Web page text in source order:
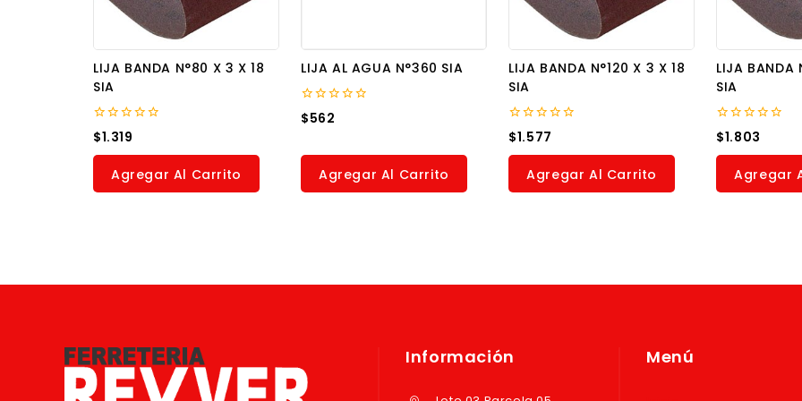
LIJA BANDA N°80 X 3 X 18
SIA
0
out
of
$1.319
Agregar Al Carrito
LIJA AL AGUA N°360 SIA
0
out
$562
Agregar Al Carrito
LIJA BANDA N°120 X 3 X 18
SIA
0
out
of
$1.577
Agregar Al Carrito
LIJA BANDA
SIA
0
out
of
$1.803
Agregar
Información Menú